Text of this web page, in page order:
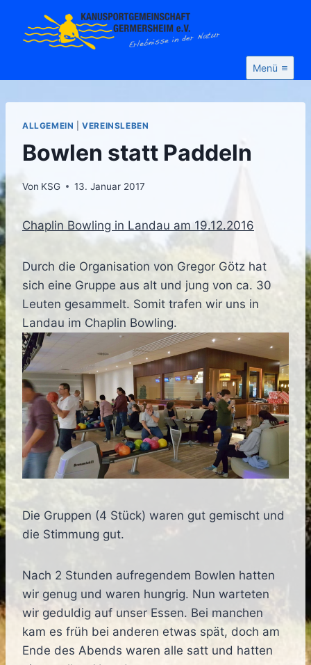
Inhalt
springen
Menü
ALLGEMEIN |VEREINSLEBEN
Bowlen statt Paddeln
Von KSG 13. Januar 2017
Chaplin Bowling in Landau am 19.12.2016
Durch die Organisation von Gregor Götz hat
sich eine Gruppe aus alt und jung von ca. 30
Leuten gesammelt. Somit trafen wir uns in
Landau im Chaplin Bowling.
Die Gruppen (4 Stück) waren gut gemischt und
die Stimmung gut.
Nach 2 Stunden aufregendem Bowlen hatten
wir genug und waren hungrig. Nun warteten
wir geduldig auf unser Essen. Bei manchen
kam es früh bei anderen etwas spät, doch am
Ende des Abends waren alle satt und hatten